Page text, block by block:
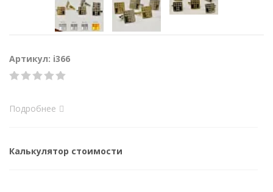
Артикул: i366
Подробнее
Калькулятор стоимости